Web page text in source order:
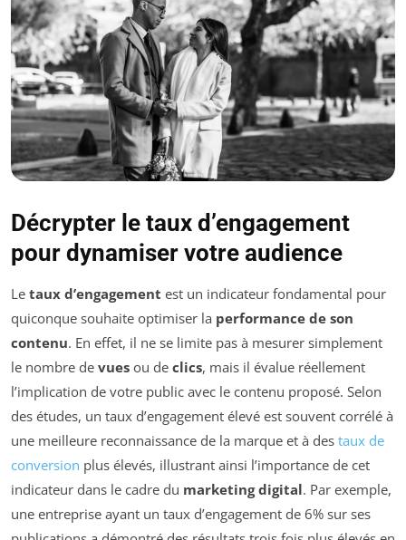
Décrypter le taux d’engagement
pour dynamiser votre audience
Le taux d’engagement est un indicateur fondamental pour
quiconque souhaite optimiser la performance de son
contenu. En effet, il ne se limite pas à mesurer simplement
le nombre de vues ou de clics, mais il évalue réellement
l’implication de votre public avec le contenu proposé. Selon
des études, un taux d’engagement élevé est souvent corrélé à
une meilleure reconnaissance de la marque et à des taux de
conversion plus élevés, illustrant ainsi l’importance de cet
indicateur dans le cadre du marketing digital. Par exemple,
une entreprise ayant un taux d’engagement de 6% sur ses